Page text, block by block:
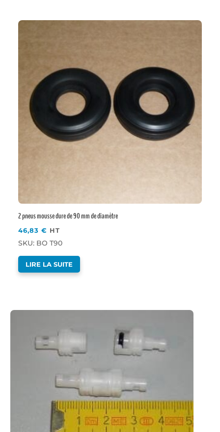
2 pneus mousse dure de 90 mm de diamètre
46,83€ HT
SKU: BO T90
LIRE LA SUITE